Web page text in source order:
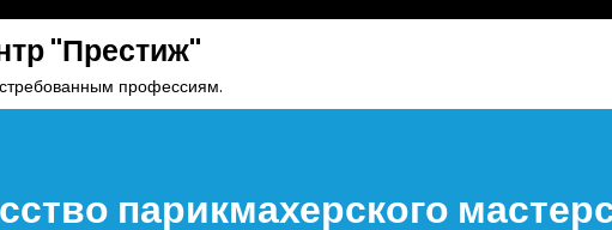
"Престиж"
профессиям.
парикмахерского